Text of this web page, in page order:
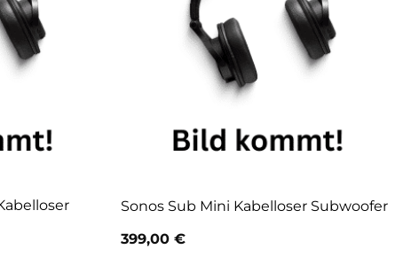
Sonos Sub Mini Kabelloser Subwoofer
399,00€